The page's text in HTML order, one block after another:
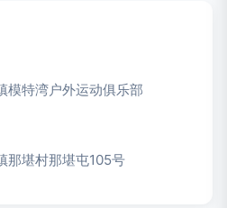
模特湾户外运动俱乐部
那堪村那堪屯105号